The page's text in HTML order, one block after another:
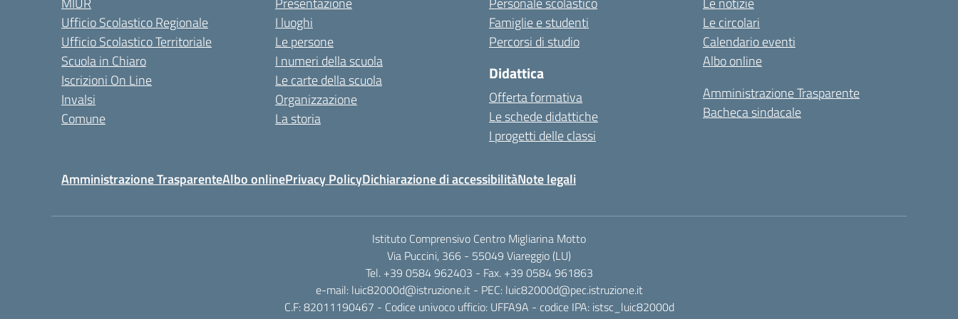
Ufficio Scolastico Regionale
Ufficio Scolastico Territoriale
Scuola in Chiaro
Iscrizioni On Line
Invalsi
Comune
I luoghi
Le persone
I numeri della scuola
Le carte della scuola
Organizzazione
La storia
Famiglie e studenti
Percorsi di studio
Didattica
Offerta formativa
Le schede didattiche
I progetti delle classi
Le circolari
Calendario eventi
Albo online
Amministrazione Trasparente
Bacheca sindacale
Amministrazione TrasparenteAlbo onlinePrivacy PolicyDichiarazione di accessibilitàNote legali
Istituto Comprensivo Centro Migliarina Motto
Via Puccini, 366 - 55049 Viareggio (LU)
Tel. +39 0584 962403 - Fax. +39 0584 961863
e-mail: luic82000d@istruzione.it - PEC: luic82000d@pec.istruzione.it
C.F: 82011190467 - Codice univoco ufficio: UFFA9A - codice IPA: istsc_luic82000d